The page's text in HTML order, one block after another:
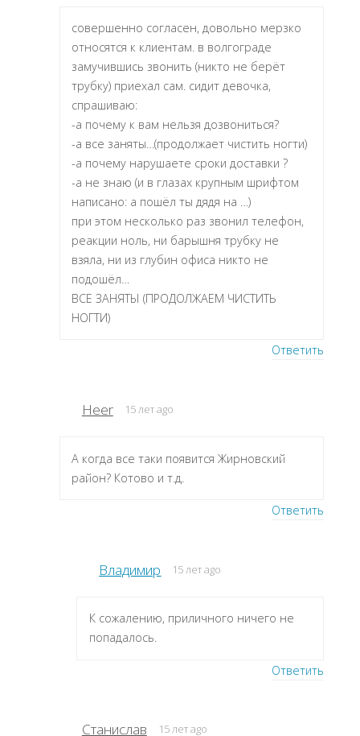
совершенно согласен, довольно мерзко
относятся к клиентам. в волгограде
замучившись звонить (никто не берёт
трубку) приехал сам. сидит девочка,
спрашиваю:
-а почему к вам нельзя дозвониться?
-а все заняты…(продолжает чистить ногти)
-а почему нарушаете сроки доставки ?
-а не знаю (и в глазах крупным шрифтом
написано: а пошёл ты дядя на …)
при этом несколько раз звонил телефон,
реакции ноль, ни барышня трубку не
взяла, ни из глубин офиса никто не
подошёл…
ВСЕ ЗАНЯТЫ (ПРОДОЛЖАЕМ ЧИСТИТЬ
НОГТИ)
Ответить
Heer 15 лет ago
А когда все таки появится Жирновский
район? Котово и т.д.
Ответить
Владимир 15 лет ago
К сожалению, приличного ничего не
попадалось.
Ответить
Станислав 15 лет ago